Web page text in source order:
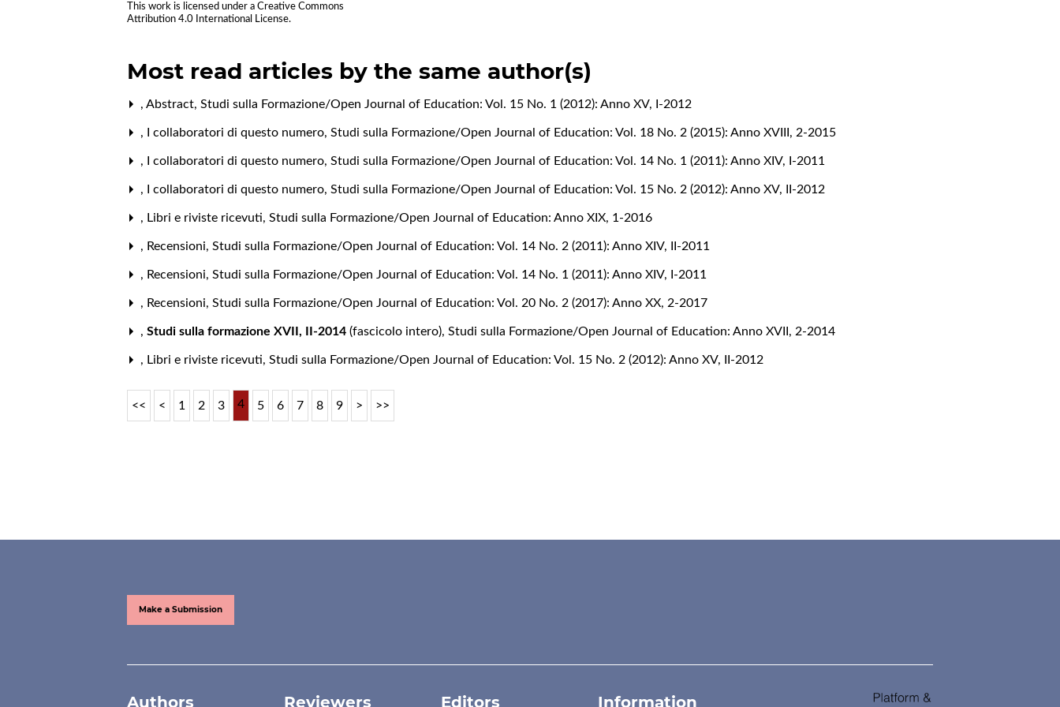
This work is licensed under aCreative Commons
Attribution 4.0 International License.
Most read articles by the same author(s)
,Abstract,Studi sulla Formazione/Open Journal of Education: Vol. 15 No. 1 (2012): Anno XV, I-2012
, I collaboratori di questo numero,Studi sulla Formazione/Open Journal of Education: Vol. 18 No. 2 (2015): Anno XVIII, 2-2015
, I collaboratori di questo numero,Studi sulla Formazione/Open Journal of Education: Vol. 14 No. 1 (2011): Anno XIV, I-2011
, I collaboratori di questo numero,Studi sulla Formazione/Open Journal of Education: Vol. 15 No. 2 (2012): Anno XV, II-2012
, Libri e riviste ricevuti,Studi sulla Formazione/Open Journal of Education: Anno XIX, 1-2016
, Recensioni,Studi sulla Formazione/Open Journal of Education: Vol. 14 No. 2 (2011): Anno XIV, II-2011
, Recensioni,Studi sulla Formazione/Open Journal of Education: Vol. 14 No. 1 (2011): Anno XIV, I-2011
, Recensioni,Studi sulla Formazione/Open Journal of Education: Vol. 20 No. 2 (2017): Anno XX, 2-2017
,Studi sulla formazione XVII, II-2014 (fascicolo intero),Studi sulla Formazione/Open Journal of Education: Anno XVII, 2-2014
, Libri e riviste ricevuti,Studi sulla Formazione/Open Journal of Education: Vol. 15 No. 2 (2012): Anno XV, II-2012
<< < 1 2 3 4 5 6 7 8 9 > >>
Make a Submission
Authors Reviewers Editors Information